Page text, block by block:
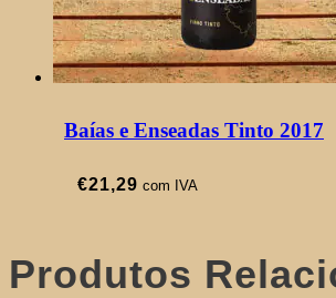
Baías e Enseadas Tinto 2017
€21,29 com IVA
Produtos